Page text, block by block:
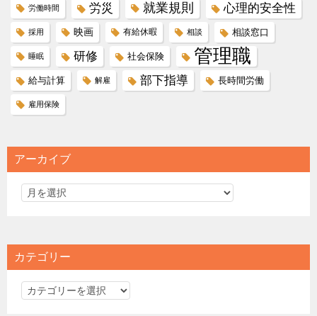
労働時間 労災 就業規則 心理的安全性
採用 映画 有給休暇 相談 相談窓口
睡眠 研修 社会保険 管理職
給与計算 解雇 部下指導 長時間労働
雇用保険
アーカイブ
カテゴリー
カ